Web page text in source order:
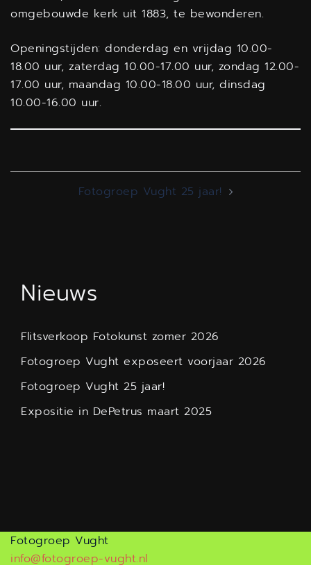
omgebouwde kerk uit 1883, te bewonderen.
Openingstijden: donderdag en vrijdag 10.00-
18.00 uur, zaterdag 10.00-17.00 uur, zondag 12.00-
17.00 uur, maandag 10.00-18.00 uur, dinsdag
10.00-16.00 uur.
Bericht
navigatieFotogroep Vught 25 jaar!
Nieuws
Flitsverkoop Fotokunst zomer 2026
Fotogroep Vught exposeert voorjaar 2026
Fotogroep Vught 25 jaar!
Expositie in DePetrus maart 2025
Fotogroep Vught
info@fotogroep-vught.nl